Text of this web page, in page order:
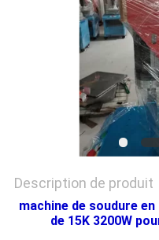
Description de produit
machine de soudure
de 15K 3200W